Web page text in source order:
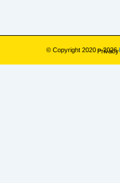
© Copyright 2020 – 2026
Privacy